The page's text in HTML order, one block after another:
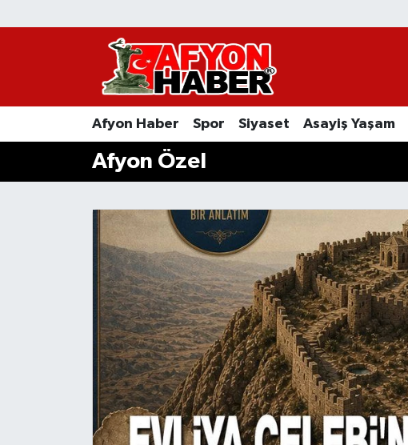
Afyon Haber Spor Siyaset Asayiş Yaşam
Afyon Özel
Afyon Haber
Spor
Asayiş Yaşam
Sivil Toplum
Ekonomi
Magazin
Etkinlikler